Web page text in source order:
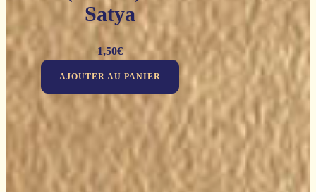
Satya
1,50€
AJOUTER AU PANIER